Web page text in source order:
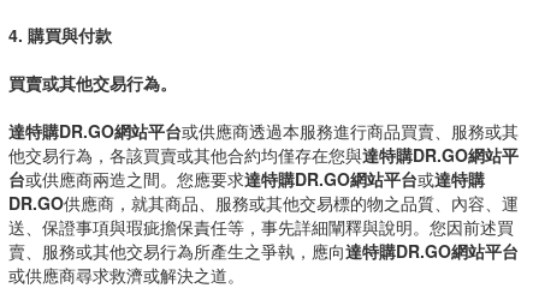
4. 購買與付款
買賣或其他交易行為。
達特購DR.GO網站平台或供應商透過本服務進行商品買賣、服務或其
他交易行為，各該買賣或其他合約均僅存在您與達特購DR.GO網站平
台或供應商兩造之間。您應要求達特購DR.GO網站平台或達特購
DR.GO供應商，就其商品、服務或其他交易標的物之品質、內容、運
送、保證事項與瑕疵擔保責任等，事先詳細闡釋與說明。您因前述買
賣、服務或其他交易行為所產生之爭執，應向達特購DR.GO網站平台
或供應商尋求救濟或解決之道。